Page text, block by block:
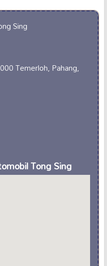
Temerloh, Pahang,
Tong Sing